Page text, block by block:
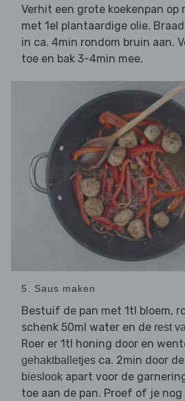
Verhit een grote koekenpan op
met 1el plantaardige olie.
in ca. 4min rondom bruin aan.
toe en bak 3-4min mee.
5. Saus maken
Bestuif de pan met 1tl bloem,
schenk 50ml water en de rest
Roer er 1tl honing door en
gehaktballetjes ca. 2min door de
bieslook apart voor de
toe aan de pan. Proef of je